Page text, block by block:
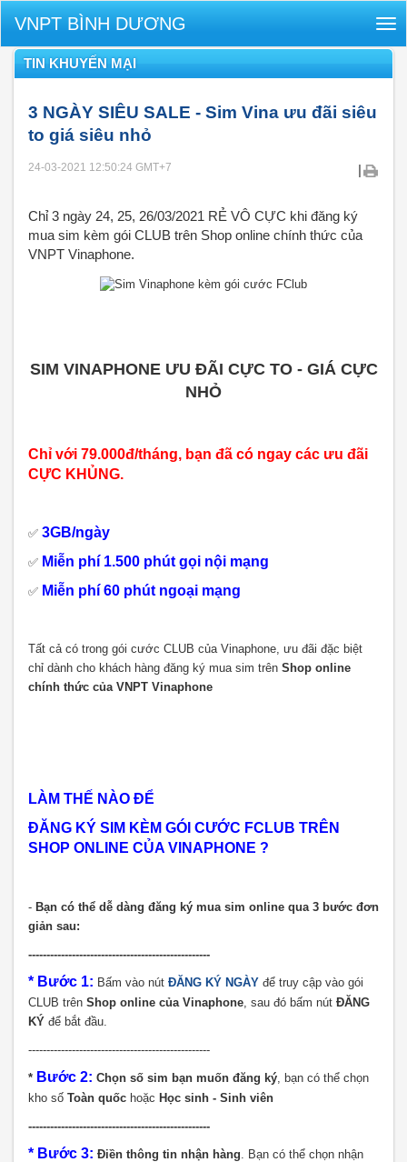
VNPT BÌNH DƯƠNG
TIN KHUYẾN MẠI
3 NGÀY SIÊU SALE - Sim Vina ưu đãi siêu
to giá siêu nhỏ
24-03-2021 12:50:24 GMT+7 |
Chỉ 3 ngày 24, 25, 26/03/2021 RẺ VÔ CỰC khi đăng ký
mua sim kèm gói CLUB trên Shop online chính thức của
VNPT Vinaphone.
SIM VINAPHONE ƯU ĐÃI CỰC TO - GIÁ CỰC
NHỎ
Chỉ với 79.000đ/tháng, bạn đã có ngay các ưu đãi
CỰC KHỦNG.
✅ 3GB/ngày
✅ Miễn phí 1.500 phút gọi nội mạng
✅ Miễn phí 60 phút ngoại mạng
Tất cả có trong gói cước CLUB của Vinaphone, ưu đãi đặc biệt
chỉ dành cho khách hàng đăng ký mua sim trên Shop online
chính thức của VNPT Vinaphone
LÀM THẾ NÀO ĐỂ
ĐĂNG KÝ SIM KÈM GÓI CƯỚC FCLUB TRÊN
SHOP ONLINE CỦA VINAPHONE ?
- Bạn có thể dễ dàng đăng ký mua sim online qua 3 bước đơn
giản sau:
--------------------------------------------------
* Bước 1: Bấm vào nút ĐĂNG KÝ NGÀY để truy cập vào gói
CLUB trên Shop online của Vinaphone , sau đó bấm nút ĐĂNG
KÝ để bắt đầu.
--------------------------------------------------
* Bước 2: Chọn số sim bạn muốn đăng ký , bạn có thể chọn
kho số Toàn quốc hoặc Học sinh - Sinh viên
--------------------------------------------------
* Bước 3: Điền thông tin nhận hàng . Bạn có thể chọn nhận